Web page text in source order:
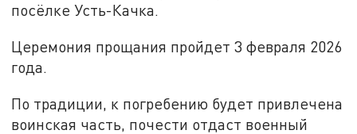
посёлке Усть-Качка.
Церемония прощания пройдет 3 февраля 2026
года.
По традиции, к погребению будет привлечена
воинская часть, почести отдаст военный